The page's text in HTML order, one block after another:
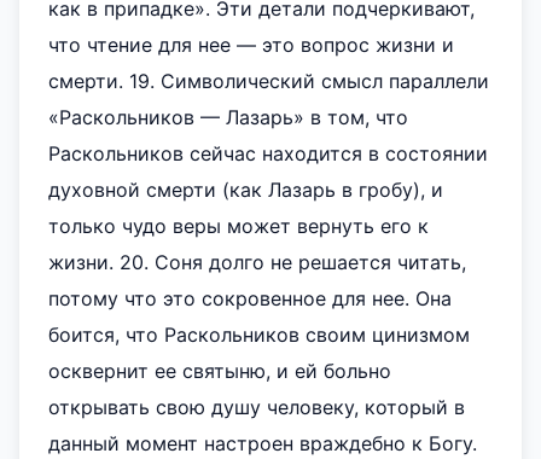
как в припадке». Эти детали подчеркивают,
что чтение для нее — это вопрос жизни и
смерти. 19. Символический смысл параллели
«Раскольников — Лазарь» в том, что
Раскольников сейчас находится в состоянии
духовной смерти (как Лазарь в гробу), и
только чудо веры может вернуть его к
жизни. 20. Соня долго не решается читать,
потому что это сокровенное для нее. Она
боится, что Раскольников своим цинизмом
осквернит ее святыню, и ей больно
открывать свою душу человеку, который в
данный момент настроен враждебно к Богу.